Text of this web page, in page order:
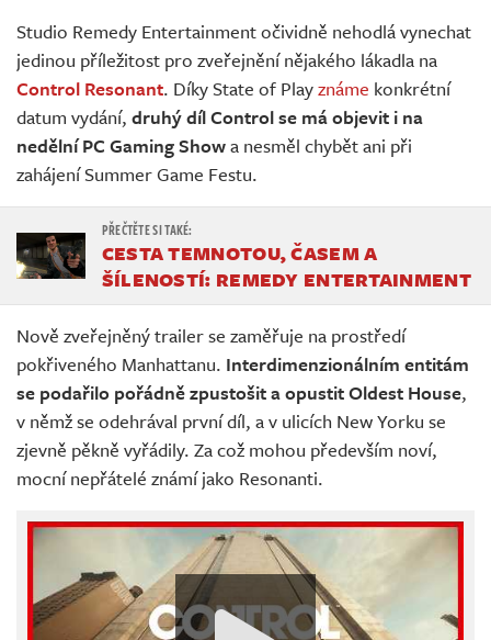
Živě
Studio Remedy Entertainment očividně nehodlá vynechat
jedinou příležitost pro zveřejnění nějakého lákadla na
Control Resonant. Díky State of Playznáme konkrétní
datum vydání, druhý díl Control se má objevit i na
nedělní PC Gaming Showa nesměl chybět ani při
zahájení Summer Game Festu.
CESTA TEMNOTOU, ČASEM A
ŠÍLENOSTÍ: REMEDY ENTERTAINMENT
Nově zveřejněný trailer se zaměřuje na prostředí
pokřiveného Manhattanu. Interdimenzionálním entitám
se podařilo pořádně zpustošit a opustit Oldest House,
v němž se odehrával první díl, a v ulicích New Yorku se
zjevně pěkně vyřádily. Za což mohou především noví,
mocní nepřátelé známí jako Resonanti.